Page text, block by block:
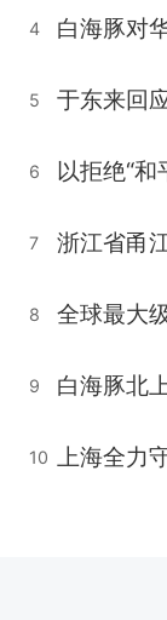
4
5
6
7
8
9 白海豚北
10 上海全力